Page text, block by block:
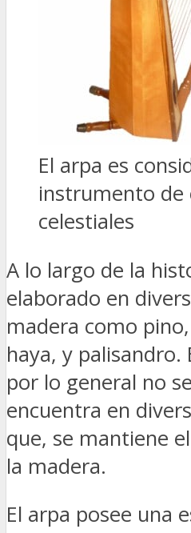
El arpa es
instrumento de
celestiales
A lo largo de la
elaborado en
madera como
haya, y
por lo general no
encuentra en
que, se mantiene
la madera.
El arpa posee una